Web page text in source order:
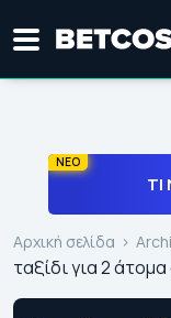
ΝΕΟ
Αρχική σελίδα
ταξίδι για 2